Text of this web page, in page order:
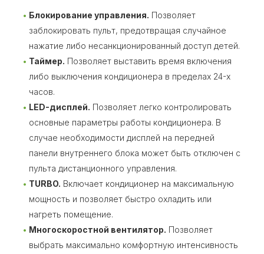
Блокирование управления. Позволяет
заблокировать пульт, предотвращая случайное
нажатие либо несанкционированный доступ детей.
Таймер. Позволяет выставить время включения
либо выключения кондиционера в пределах 24-х
часов.
LED-дисплей. Позволяет легко контролировать
основные параметры работы кондиционера. В
случае необходимости дисплей на передней
панели внутреннего блока может быть отключен с
пульта дистанционного управления.
TURBO. Включает кондиционер на максимальную
мощность и позволяет быстро охладить или
нагреть помещение.
Многоскоростной вентилятор. Позволяет
выбрать максимально комфортную интенсивность